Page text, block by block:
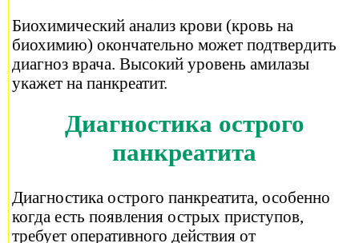
Биохимический анализ крови (кровь на
биохимию) окончательно может подтвердить
диагноз врача. Высокий уровень амилазы
укажет на панкреатит.
Диагностика острого
панкреатита
Диагностика острого панкреатита, особенно
когда есть появления острых приступов,
требует оперативного действия от